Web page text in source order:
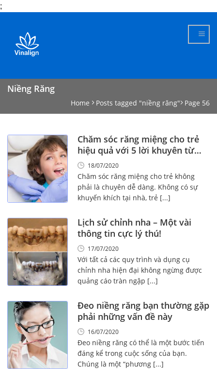
;
content
Niềng Răng
Home Posts tagged "niềng răng" Page 56
Chăm sóc răng miệng cho trẻ
hiệu quả với 5 lời khuyên từ
chuyên gia
18/07/2020
Chăm sóc răng miệng cho trẻ không
phải là chuyên dễ dàng. Không có sự
khuyến khích tại nhà, trẻ [...]
Lịch sử chỉnh nha – Một vài
thông tin cực lý thú!
17/07/2020
Với tất cả các quy trình và dụng cụ
chỉnh nha hiện đại không ngừng được
quảng cáo tràn ngập [...]
Đeo niềng răng bạn thường gặp
phải những vấn đề này
16/07/2020
Đeo niềng răng có thể là một bước tiến
đáng kể trong cuộc sống của bạn.
Chúng là một “phương [...]